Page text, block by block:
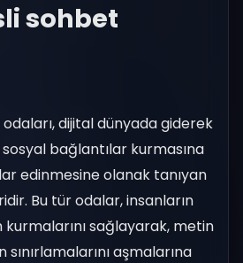
sohbet
dijital dünyada giderek
bağlantılar kurmasına
edinmesine olanak tanıyan
Bu tür odalar, insanların
sağlayarak, metin
aşmalarına